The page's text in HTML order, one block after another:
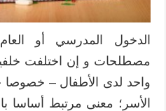
الدخول المدرسي أو
مصطلحات و إن اختلفت
واحد لدى الأطفال – خصوصا
الأسر؛ معنى مرتبط أساسا